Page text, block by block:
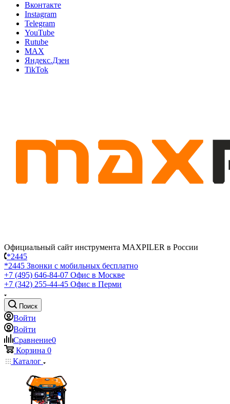
Вконтакте
Instagram
Telegram
YouTube
Rutube
MAX
Яндекс.Дзен
TikTok
Официальный сайт инструмента MAXPILER в России
*2445
*2445 Звонки с мобильных бесплатно
+7 (495) 646-84-07 Офис в Москве
+7 (342) 255-44-45 Офис в Перми
Поиск
Войти
Войти
Сравнение0
Корзина 0
Каталог